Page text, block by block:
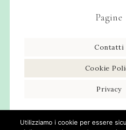
Pagine
Contatti
Cookie
Privacy
Utilizziamo i cookie per essere